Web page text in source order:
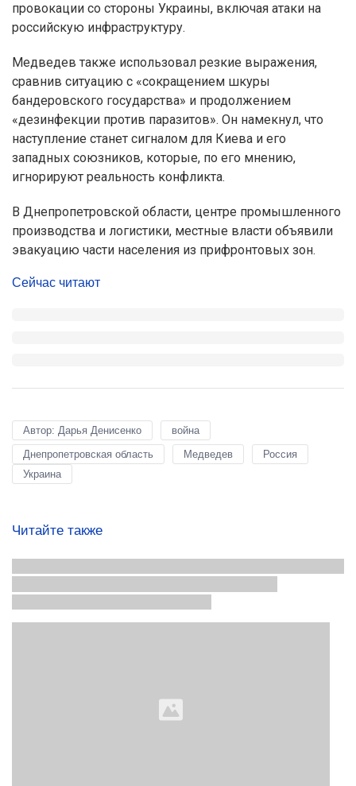
провокации со стороны Украины, включая атаки на
российскую инфраструктуру.
Медведев также использовал резкие выражения,
сравнив ситуацию с «сокращением шкуры
бандеровского государства» и продолжением
«дезинфекции против паразитов». Он намекнул, что
наступление станет сигналом для Киева и его
западных союзников, которые, по его мнению,
игнорируют реальность конфликта.
В Днепропетровской области, центре промышленного
производства и логистики, местные власти объявили
эвакуацию части населения из прифронтовых зон.
Сейчас читают
Автор: Дарья Денисенко
война
Днепропетровская область
Медведев
Россия
Украина
Читайте также